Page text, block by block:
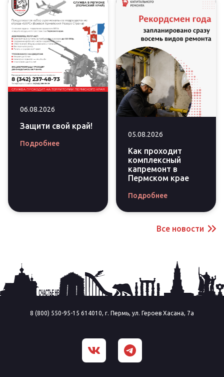
06.08.2026
Защити свой край!
Подробнее
05.08.2026
Как проходит
комплексный
капремонт в
Пермском крае
Подробнее
Все новости
8 (800) 550-95-15 614010, г. Пермь, ул. Героев Хасана, 7а